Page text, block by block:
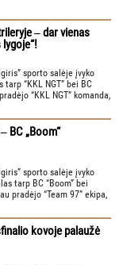
‒ dar vienas
lygoje“!
sporto salėje įvyko
tarp “KKL NGT” bei BC
“KKL NGT” komanda,
BC „Boom“
sporto salėje įvyko
tarp BC “Boom” bei
pradėjo “Team 97” ekipa,
kovoje palaužė